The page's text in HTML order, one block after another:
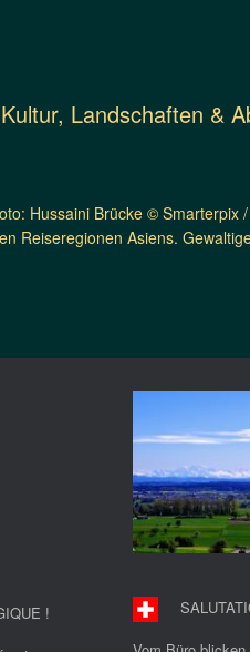
Landschaften &
Hussaini Brücke © Smarterpix
Reiseregionen Asiens.
!